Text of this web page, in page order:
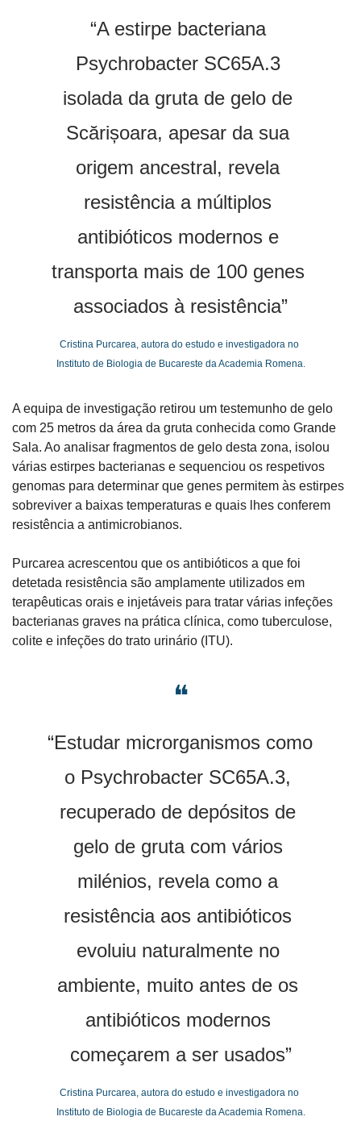
“A estirpe bacteriana
Psychrobacter SC65A.3
isolada da gruta de gelo de
Scărișoara, apesar da sua
origem ancestral, revela
resistência a múltiplos
antibióticos modernos e
transporta mais de 100 genes
associados à resistência”
Cristina Purcarea, autora do estudo e investigadora no
Instituto de Biologia de Bucareste da Academia Romena.
A equipa de investigação retirou um testemunho de gelo
com 25 metros da área da gruta conhecida como Grande
Sala. Ao analisar fragmentos de gelo desta zona, isolou
várias estirpes bacterianas e sequenciou os respetivos
genomas para determinar que genes permitem às estirpes
sobreviver a baixas temperaturas e quais lhes conferem
resistência a antimicrobianos.
Purcarea acrescentou que os antibióticos a que foi
detetada resistência são amplamente utilizados em
terapêuticas orais e injetáveis para tratar várias infeções
bacterianas graves na prática clínica, como tuberculose,
colite e infeções do trato urinário (ITU).
❝
“Estudar microrganismos como
o Psychrobacter SC65A.3,
recuperado de depósitos de
gelo de gruta com vários
milénios, revela como a
resistência aos antibióticos
evoluiu naturalmente no
ambiente, muito antes de os
antibióticos modernos
começarem a ser usados”
Cristina Purcarea, autora do estudo e investigadora no
Instituto de Biologia de Bucareste da Academia Romena.